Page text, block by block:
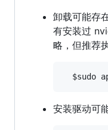
卸载可能存
有安装过
略，但推荐
安装驱动可